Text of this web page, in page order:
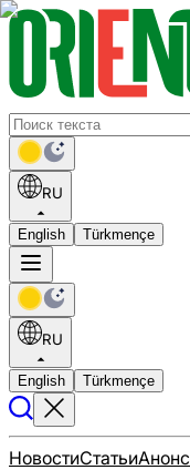
RU
English Türkmençe
RU
English Türkmençe
НовостиСтатьиАнонс